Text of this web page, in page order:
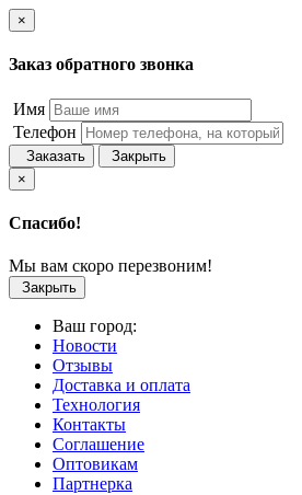
×
Заказ обратного звонка
Имя
Телефон
Заказать
Закрыть
×
Спасибо!
Мы вам скоро перезвоним!
Закрыть
Ваш город:
Новости
Отзывы
Доставка и оплата
Технология
Контакты
Соглашение
Оптовикам
Партнерка